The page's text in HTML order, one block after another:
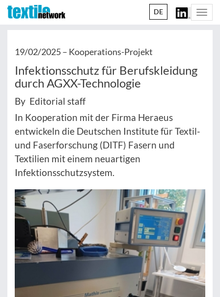
DE
19/02/2025 – Kooperations-Projekt
Infektionsschutz für Berufskleidung
durch AGXX-Technologie
By Editorial staff
In Kooperation mit der Firma Heraeus
entwickeln die Deutschen Institute für Textil-
und Faserforschung (DITF) Fasern und
Textilien mit einem neuartigen
Infektionsschutzsystem.